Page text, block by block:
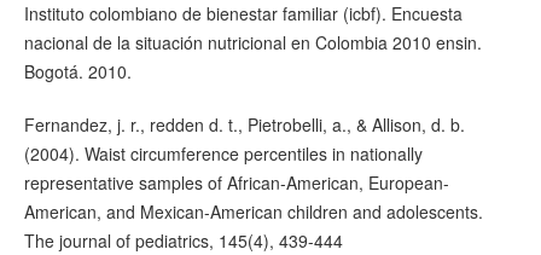
Instituto colombiano de bienestar familiar (icbf). Encuesta
nacional de la situación nutricional en Colombia 2010 ensin.
Bogotá. 2010.
Fernandez, j. r., redden d. t., Pietrobelli, a., & Allison, d. b.
(2004). Waist circumference percentiles in nationally
representative samples of African-American, European-
American, and Mexican-American children and adolescents.
The journal of pediatrics, 145(4), 439-444